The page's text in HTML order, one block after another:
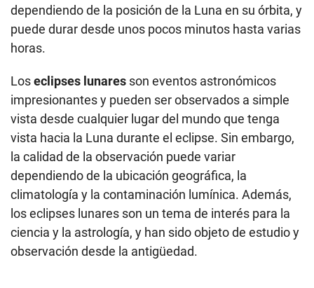
dependiendo de la posición de la Luna en su órbita, y
puede durar desde unos pocos minutos hasta varias
horas.
Loseclipses lunares son eventos astronómicos
impresionantes y pueden ser observados a simple
vista desde cualquier lugar del mundo que tenga
vista hacia la Luna durante el eclipse. Sin embargo,
la calidad de la observación puede variar
dependiendo de la ubicación geográfica, la
climatología y la contaminación lumínica. Además,
los eclipses lunares son un tema de interés para la
ciencia y la astrología, y han sido objeto de estudio y
observación desde la antigüedad.